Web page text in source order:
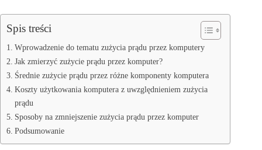
Spis treści
Wprowadzenie do tematu zużycia prądu przez komputery
Jak zmierzyć zużycie prądu przez komputer?
Średnie zużycie prądu przez różne komponenty komputera
Koszty użytkowania komputera z uwzględnieniem zużycia
prądu
Sposoby na zmniejszenie zużycia prądu przez komputer
Podsumowanie